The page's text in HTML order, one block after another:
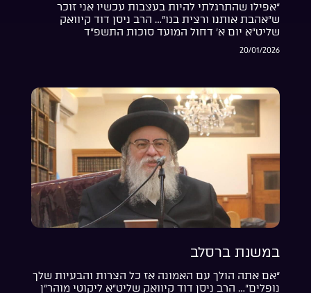
“אפילו שהתרגלתי להיות בעצבות עכשיו אני זוכר
ש”אהבת אותנו ורצית בנו”… הרב ניסן דוד קיוואק
שליט”א יום א’ דחול המועד סוכות התשפ”ד
20/01/2026
במשנת ברסלב
“אם אתה הולך עם האמונה אז כל הצרות והבעיות שלך
נופלים”… הרב ניסן דוד קיוואק שליט”א ליקוטי מוהר”ן